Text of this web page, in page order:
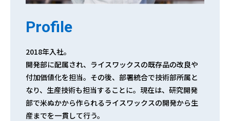
Profile
2018年入社。
開発部に配属され、ライスワックスの既存品の改良や
付加価値化を担当。その後、部署統合で技術部所属と
なり、生産技術も担当することに。現在は、研究開発
部で米ぬかから作られるライスワックスの開発から生
産までを一貫して行う。